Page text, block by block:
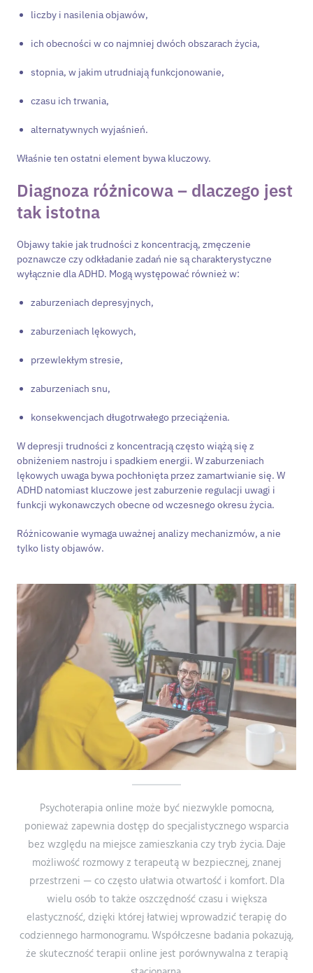
liczby i nasilenia objawów,
ich obecności w co najmniej dwóch obszarach życia,
stopnia, w jakim utrudniają funkcjonowanie,
czasu ich trwania,
alternatywnych wyjaśnień.
Właśnie ten ostatni element bywa kluczowy.
Diagnoza różnicowa – dlaczego jest
tak istotna
Objawy takie jak trudności z koncentracją, zmęczenie
poznawcze czy odkładanie zadań nie są charakterystyczne
wyłącznie dla ADHD. Mogą występować również w:
zaburzeniach depresyjnych,
zaburzeniach lękowych,
przewlekłym stresie,
zaburzeniach snu,
konsekwencjach długotrwałego przeciążenia.
W depresji trudności z koncentracją często wiążą się z
obniżeniem nastroju i spadkiem energii. W zaburzeniach
lękowych uwaga bywa pochłonięta przez zamartwianie się. W
ADHD natomiast kluczowe jest zaburzenie regulacji uwagi i
funkcji wykonawczych obecne od wczesnego okresu życia.
Różnicowanie wymaga uważnej analizy mechanizmów, a nie
tylko listy objawów.
Psychoterapia online może być niezwykle pomocna,
ponieważ zapewnia dostęp do specjalistycznego wsparcia
bez względu na miejsce zamieszkania czy tryb życia. Daje
możliwość rozmowy z terapeutą w bezpiecznej, znanej
przestrzeni — co często ułatwia otwartość i komfort. Dla
wielu osób to także oszczędność czasu i większa
elastyczność, dzięki której łatwiej wprowadzić terapię do
codziennego harmonogramu. Współczesne badania pokazują,
że skuteczność terapii online jest porównywalna z terapią